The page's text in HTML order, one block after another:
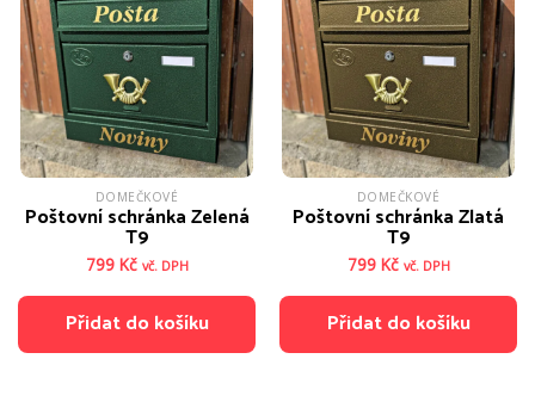
DOMEČKOVÉ
Poštovní schránka Zelená
T9
799 Kč vč. DPH
Přidat do košíku
DOMEČKOVÉ
Poštovní schránka Zlatá
T9
799 Kč vč. DPH
Přidat do košíku